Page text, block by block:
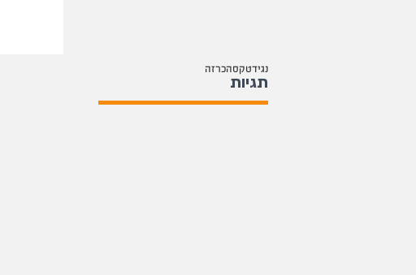
הכרזהטקסנגיד
תגיות